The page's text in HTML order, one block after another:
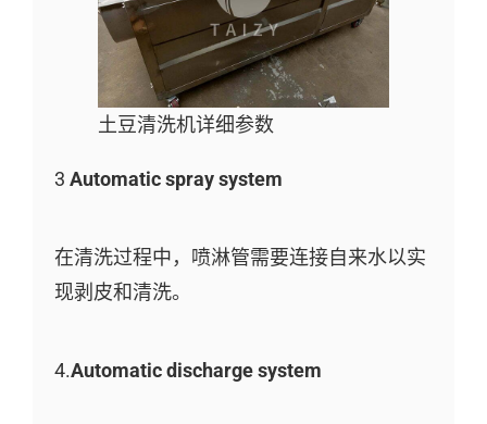
土豆清洗机详细参数
3 Automatic spray system
在清洗过程中，喷淋管需要连接自来水以实
现剥皮和清洗。
4.Automatic discharge system